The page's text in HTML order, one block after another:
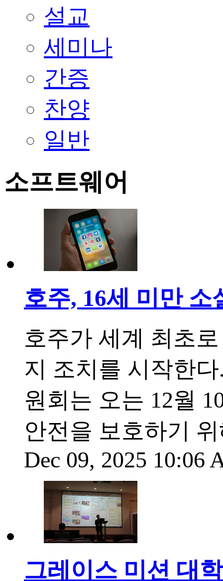
설교
세미나
간증
찬양
일반
소프트웨어
호주, 16세 미만 소
호주가 세계 최초
지 조치를 시작한
원회는 오는 12월
안전을 보호하기
Dec 09, 2025 10:06
그레이스 미션 대